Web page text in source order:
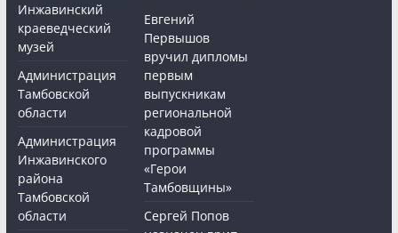
Инжавинский
краеведческий
музей
Администрация
Тамбовской
области
Администрация
Инжавинского
района
Тамбовской
области
Евгений
Первышов
вручил дипломы
первым
выпускникам
региональной
кадровой
программы
«Герои
Тамбовщины»
Сергей Попов